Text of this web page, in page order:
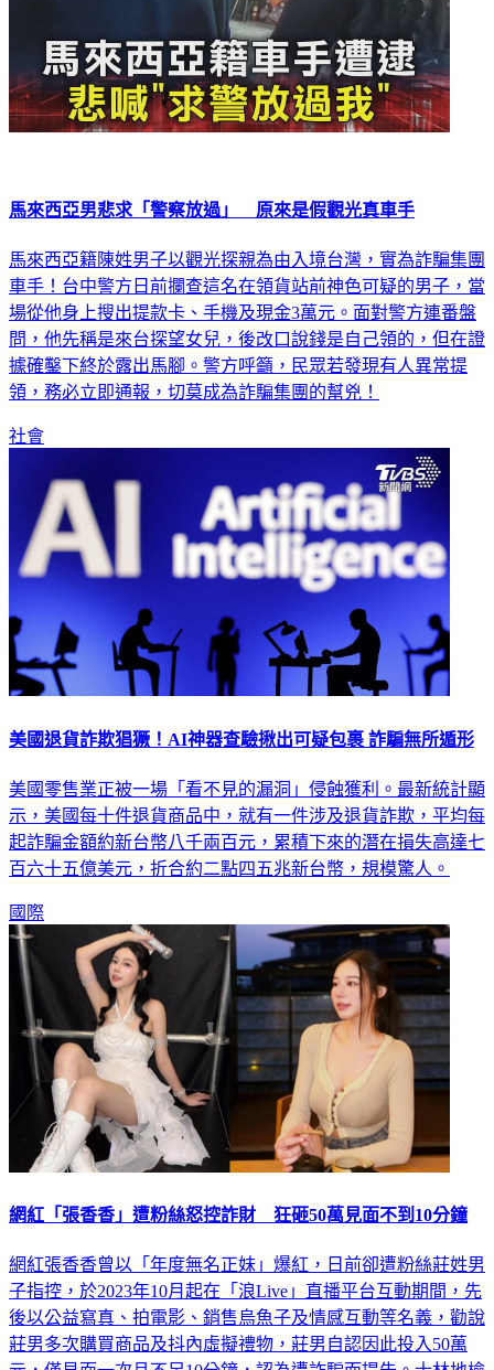
馬來西亞男悲求「警察放過」 原來是假觀光真車手
馬來西亞籍陳姓男子以觀光探親為由入境台灣，實為詐騙集團
車手！台中警方日前攔查這名在領貨站前神色可疑的男子，當
場從他身上搜出提款卡、手機及現金3萬元。面對警方連番盤
問，他先稱是來台探望女兒，後改口說錢是自己領的，但在證
據確鑿下終於露出馬腳。警方呼籲，民眾若發現有人異常提
領，務必立即通報，切莫成為詐騙集團的幫兇！
社會
美國退貨詐欺猖獗！AI神器查驗揪出可疑包裹 詐騙無所遁形
美國零售業正被一場「看不見的漏洞」侵蝕獲利。最新統計顯
示，美國每十件退貨商品中，就有一件涉及退貨詐欺，平均每
起詐騙金額約新台幣八千兩百元，累積下來的潛在損失高達七
百六十五億美元，折合約二點四五兆新台幣，規模驚人。
國際
網紅「張香香」遭粉絲怒控詐財 狂砸50萬見面不到10分鐘
網紅張香香曾以「年度無名正妹」爆紅，日前卻遭粉絲莊姓男
子指控，於2023年10月起在「浪Live」直播平台互動期間，先
後以公益寫真、拍電影、銷售烏魚子及情感互動等名義，勸說
莊男多次購買商品及抖內虛擬禮物，莊男自認因此投入50萬